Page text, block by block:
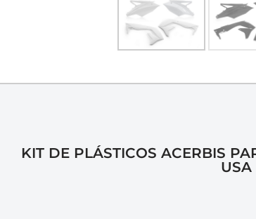
KIT DE PLÁSTICOS ACERBIS
USA